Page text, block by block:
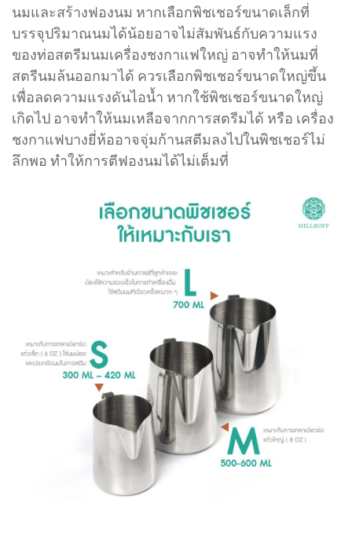
นมและสร้างฟองนม หากเลือกพิชเชอร์ขนาดเล็กที่
บรรจุปริมาณนมได้น้อยอาจไม่สัมพันธ์กับความแรง
ของท่อสตรีมนมเครื่องชงกาแฟใหญ่ อาจทำให้นมที่
สตรีนมล้นออกมาได้ ควรเลือกพิชเชอร์ขนาดใหญ่ขึ้น
เพื่อลดความแรงดันไอน้ำ หากใช้พิชเชอร์ขนาดใหญ่
เกิดไป อาจทำให้นมเหลือจากการสตรีมได้ หรือ เครื่อง
ชงกาแฟบางยี่ห้ออาจจุ่มก้านสตีมลงไปในพิชเชอร์ไม่
ลึกพอ ทำให้การตีฟองนมได้ไม่เต็มที่